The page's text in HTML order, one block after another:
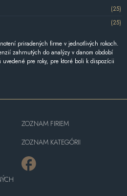
(25)
(25)
priradených firme v jednotlivých rokoch.
zahrnutých do analýzy v danom období
pre roky, pre ktoré boli k dispozícii
ZOZNAM FIRIEM
ZOZNAM KATEGÓRII